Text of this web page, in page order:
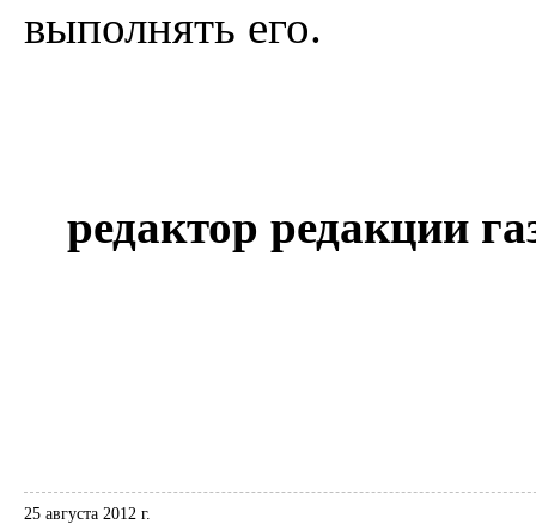
выполнять его.
редактор
25 августа 2012 г.